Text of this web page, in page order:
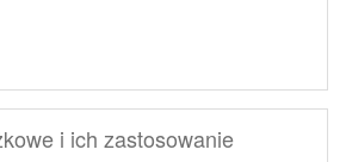
i ich zastosowanie